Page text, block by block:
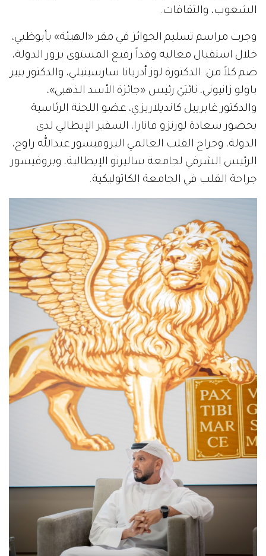
الشعوب، والثقافات.
وجرت مراسم تسليم الجوائز في مقر «الهيئة» بأبوظبي،
خلال استقبال معاليه وفداً رفيع المستوى يزور الدولة،
ضم كلاً من: الدكتورة لوز أدريانا سارسينيلي، والدكتور بيير
باولو زانيوني، نائبَيْ رئيس «جائزة الأسد الذهبي»،
والدكتور غابرييل كانديلاريزي، عضو اللجنة الرئاسية
بحضور سعادة لورنزو فانارا، السفير الإيطالي لدى
الدولة، وجراح القلب العالمي البروفيسور عبدالله راوح،
الرئيس الشرفي لجامعة ساليرنو الإيطالية، وبروفيسور
جراحة القلب في الجامعة الكاثوليكية.